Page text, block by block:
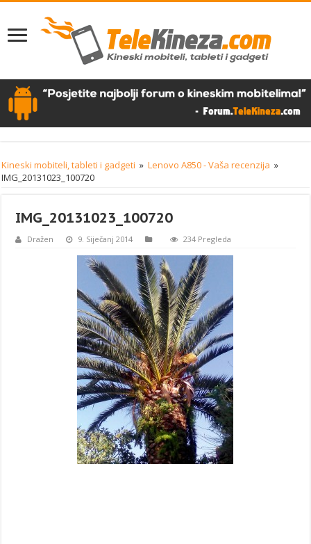
Kineski mobiteli, tableti i gadgeti » Lenovo A850 - Vaša recenzija »
IMG_20131023_100720
IMG_20131023_100720
Dražen 9. Siječanj 2014 234 Pregleda